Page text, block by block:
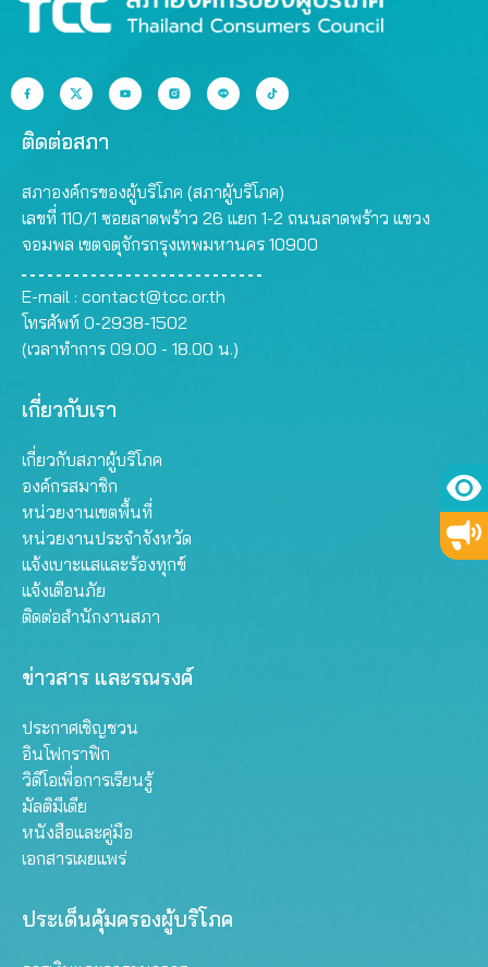
ติดต่อสภา
สภาองค์กรของผู้บริโภค (สภาผู้บริโภค)
เลขที่ 110/1 ซอยลาดพร้าว 26 แยก 1-2 ถนนลาดพร้าว แขวง
จอมพล เขตจตุจักรกรุงเทพมหานคร 10900
E-mail : contact@tcc.or.th
โทรศัพท์ 0-2938-1502
(เวลาทำการ 09.00 - 18.00 น.)
เกี่ยวกับเรา
เกี่ยวกับสภาผู้บริโภค
องค์กรสมาชิก
หน่วยงานเขตพื้นที่
หน่วยงานประจำจังหวัด
แจ้งเบาะแสและร้องทุกข์
แจ้งเตือนภัย
ติดต่อสำนักงานสภา
ข่าวสาร และรณรงค์
ประกาศเชิญชวน
อินโฟกราฟิก
วิดีโอเพื่อการเรียนรู้
มัลติมีเดีย
หนังสือและคู่มือ
เอกสารเผยแพร่
ประเด็นคุ้มครองผู้บริโภค